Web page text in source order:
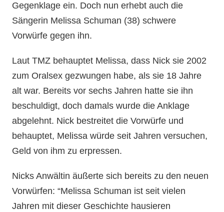
Gegenklage ein. Doch nun erhebt auch die
Sängerin Melissa Schuman (38) schwere
Vorwürfe gegen ihn.
Laut TMZ behauptet Melissa, dass Nick sie 2002
zum Oralsex gezwungen habe, als sie 18 Jahre
alt war. Bereits vor sechs Jahren hatte sie ihn
beschuldigt, doch damals wurde die Anklage
abgelehnt. Nick bestreitet die Vorwürfe und
behauptet, Melissa würde seit Jahren versuchen,
Geld von ihm zu erpressen.
Nicks Anwältin äußerte sich bereits zu den neuen
Vorwürfen: “Melissa Schuman ist seit vielen
Jahren mit dieser Geschichte hausieren